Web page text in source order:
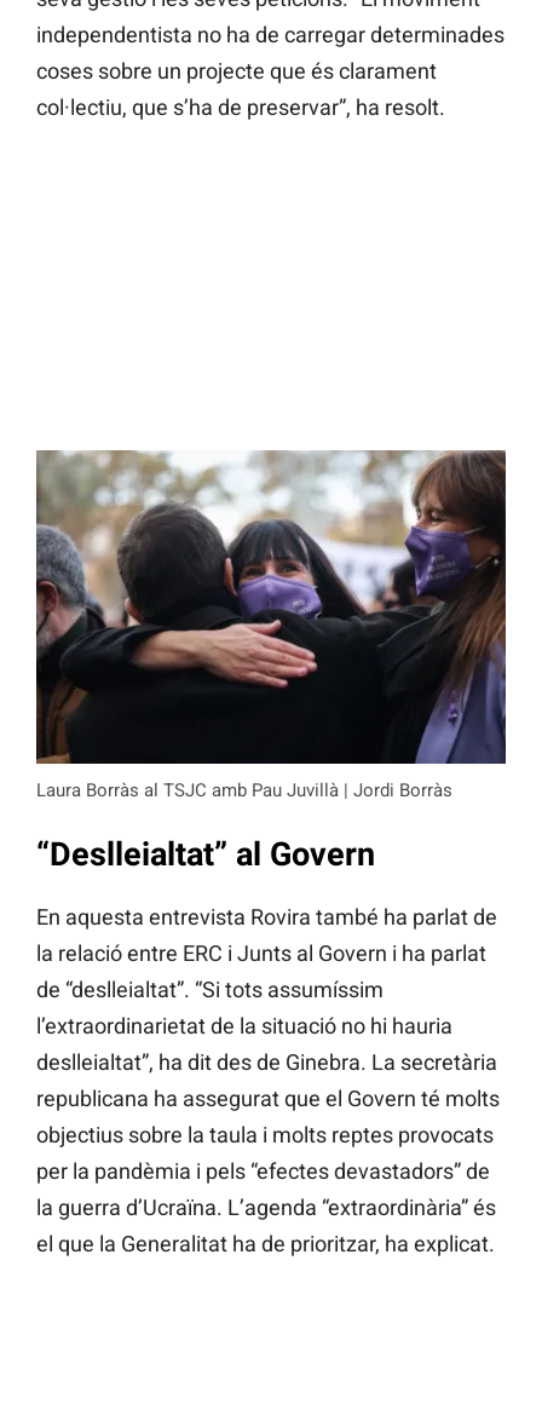
independentista no ha de carregar determinades
coses sobre un projecte que és clarament
col·lectiu, que s’ha de preservar”, ha resolt.
Laura Borràs al TSJC amb Pau Juvillà | Jordi Borràs
“Deslleialtat” al Govern
En aquesta entrevista Rovira també ha parlat de
la relació entre ERC i Junts al Govern i ha parlat
de “deslleialtat”. “Si tots assumíssim
l’extraordinarietat de la situació no hi hauria
deslleialtat”, ha dit des de Ginebra. La secretària
republicana ha assegurat que el Govern té molts
objectius sobre la taula i molts reptes provocats
per la pandèmia i pels “efectes devastadors” de
la guerra d’Ucraïna. L’agenda “extraordinària” és
el que la Generalitat ha de prioritzar, ha explicat.